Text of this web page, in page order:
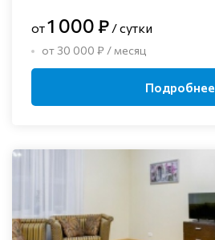
от1 000 ₽ / сутки
от 30 000 ₽ / месяц
Подробнее